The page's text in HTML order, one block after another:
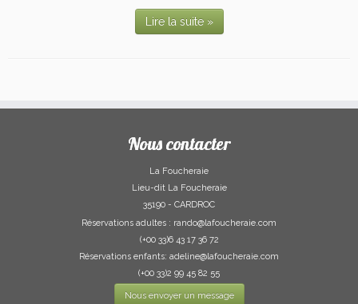
Lire la suite »
Nous contacter
La Foucheraie
Lieu-dit La Foucheraie
35190 - CARDROC
Réservations adultes : rando@lafoucheraie.com
(+00 33)6 43 17 36 72
Réservations enfants: adeline@lafoucheraie.com
(+00 33)2 99 45 82 55
Nous envoyer un message